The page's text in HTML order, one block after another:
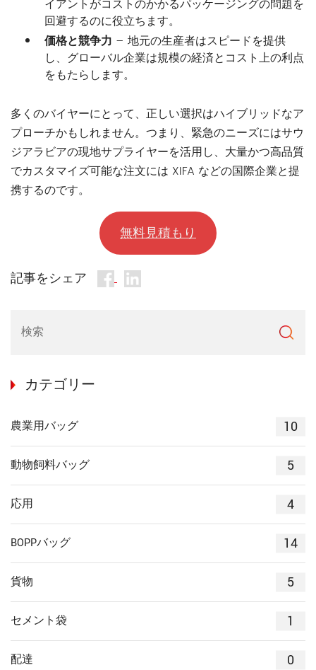
イアントがコストのかかるパッケージングの問題を
回避するのに役立ちます。
価格と競争力 – 地元の生産者はスピードを提供
し、グローバル企業は規模の経済とコスト上の利点
をもたらします。
多くのバイヤーにとって、正しい選択はハイブリッドなア
プローチかもしれません。つまり、緊急のニーズにはサウ
ジアラビアの現地サプライヤーを活用し、大量かつ高品質
でカスタマイズ可能な注文には XIFA などの国際企業と提
携するのです。
無料見積もり
記事をシェア
カテゴリー
農業用バッグ 10
動物飼料バッグ 5
応用 4
BOPPバッグ 14
貨物 5
セメント袋 1
配達 0